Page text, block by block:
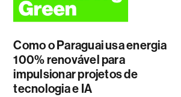
Como o Paraguai usa energia
100% renovável para
impulsionar projetos de
tecnologia e IA